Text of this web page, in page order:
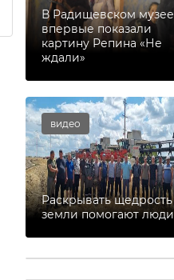
В Радищевском музее
впервые показали
картину Репина «Не
ждали»
видео
Раскрывать щедрость
земли помогают люди